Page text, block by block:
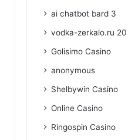
ai chatbot bard 3
vodka-zerkalo.ru 20
Golisimo Casino
anonymous
Shelbywin Casino
Online Casino
Ringospin Casino